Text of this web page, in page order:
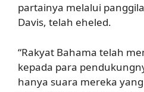
partainya melalui
Davis, telah eheled.
“Rakyat Bahama telah
kepada para
hanya suara mereka